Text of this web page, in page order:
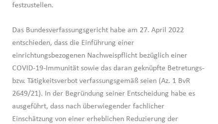
festzustellen.
Das Bundesverfassungsgericht habe am 27. April 2022
entschieden, dass die Einführung einer
einrichtungsbezogenen Nachweispflicht bezüglich einer
COVID-19-Immunität sowie das daran geknüpfte Betretungs-
bzw. Tätigkeitsverbot verfassungsgemäß seien (Az. 1 BvR
2649/21). In der Begründung seiner Entscheidung habe es
ausgeführt, dass nach überwiegender fachlicher
Einschätzung von einer erheblichen Reduzierung der